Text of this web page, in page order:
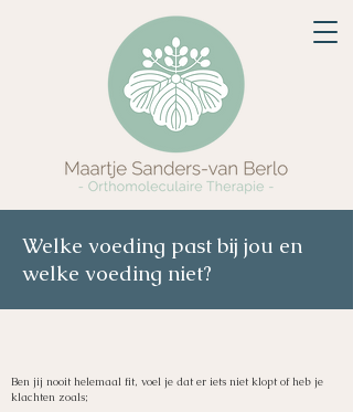
Welke voeding past bij jou en
welke voeding niet?
Ben jij nooit helemaal fit, voel je dat er iets niet klopt of heb je
klachten zoals;